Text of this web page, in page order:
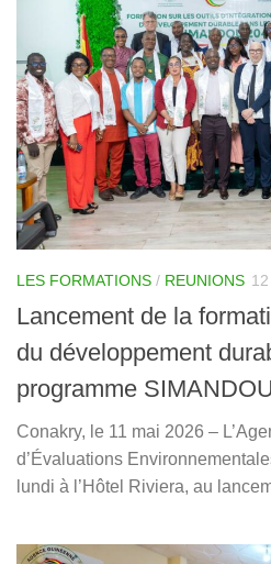
LES FORMATIONS / REUNIONS
Lancement de la
du développement
programme
Conakry, le 11 mai 2026 –
d’Évaluations
lundi à l’Hôtel Riviera, au